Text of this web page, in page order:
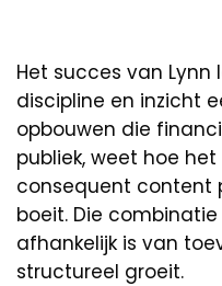
Het succes van
discipline en inzicht
opbouwen die
publiek, weet hoe
consequent content
boeit. Die
afhankelijk is van
structureel groeit.